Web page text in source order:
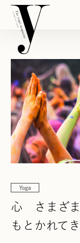
Yoga
心 さまざま
もとかれて